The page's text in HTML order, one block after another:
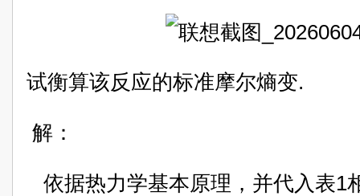
试衡算该反应的标准摩尔熵变.
解：
依据热力学基本原理，并代入表1